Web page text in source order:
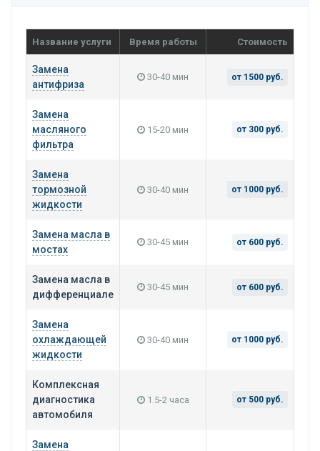
Название услуги Время работы Стоимость
Замена
антифриза
30-40 мин от 1500 руб.
Замена
масляного
фильтра
15-20 мин от 300 руб.
Замена
тормозной
жидкости
30-40 мин от 1000 руб.
Замена масла в
мостах
30-45 мин от 600 руб.
Замена масла в
дифференциале
30-45 мин от 600 руб.
Замена
охлаждающей
жидкости
30-40 мин от 1000 руб.
Комплексная
диагностика
автомобиля
1.5-2 часа от 500 руб.
Замена